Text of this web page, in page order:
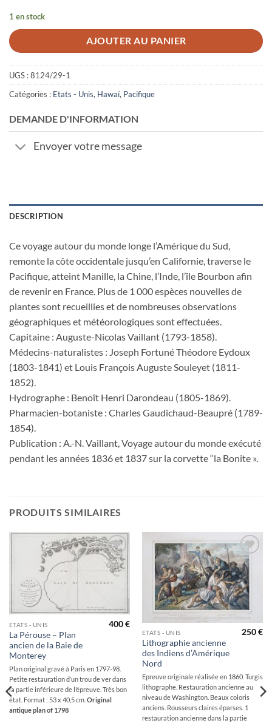
1 en stock
AJOUTER AU PANIER
UGS :8124/29-1
Catégories : Etats - Unis, Hawaï, Pacifique
DEMANDE D'INFORMATION
Envoyer votre message
DESCRIPTION
Ce voyage autour du monde longe l’Amérique du Sud,
remonte la côte occidentale jusqu’en Californie, traverse le
Pacifique, atteint Manille, la Chine, l’Inde, l’île Bourbon afin
de revenir en France. Plus de 1 000 espèces nouvelles de
plantes sont recueillies et de nombreuses observations
géographiques et météorologiques sont effectuées.
Capitaine : Auguste-Nicolas Vaillant (1793-1858).
Médecins-naturalistes : Joseph Fortuné Théodore Eydoux
(1803-1841) et Louis François Auguste Souleyet (1811-
1852).
Hydrographe : Benoît Henri Darondeau (1805-1869).
Pharmacien-botaniste : Charles Gaudichaud-Beaupré (1789-
1854).
Publication : A.-N. Vaillant, Voyage autour du monde exécuté
pendant les années 1836 et 1837 sur la corvette “la Bonite ».
PRODUITS SIMILAIRES
Ajouter
à la
wishlist
ETATS - UNIS
La Pérouse – Plan
ancien de la Baie de
Monterey
400€
Plan original gravé à Paris en 1797-98.
Petite restauration d’un trou de ver dans
la partie inférieure de l’épreuve. Très bon
état. Format : 53 x 40,5 cm. Original
antique plan of 1798
Ajouter
à la
wishlist
ETATS - UNIS
Lithographie ancienne
des Indiens d’Amérique
Nord
250€
Epreuve originale réalisée en 1860. Turgis
lithographe. Restauration ancienne au
niveau de Washington. Beaux coloris
anciens. Rousseurs claires éparses. 1
restauration ancienne dans la partie